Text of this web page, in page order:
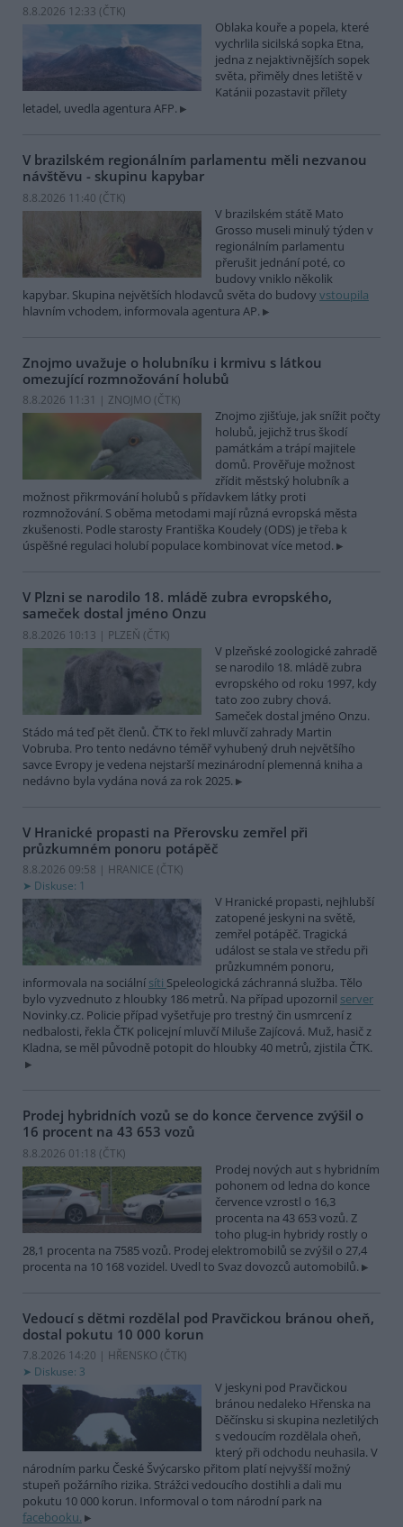
8.8.2026 12:33 (ČTK)
Oblaka kouře a popela, které
vychrlila sicilská sopka Etna,
jedna z nejaktivnějších sopek
světa, přiměly dnes letiště v
Katánii pozastavit přílety
letadel, uvedla agentura AFP.
V brazilském regionálním parlamentu měli nezvanou
návštěvu - skupinu kapybar
8.8.2026 11:40 (ČTK)
V brazilském státě Mato
Grosso museli minulý týden v
regionálním parlamentu
přerušit jednání poté, co
budovy vniklo několik
kapybar. Skupina největších hlodavců světa do budovy vstoupila
hlavním vchodem, informovala agentura AP.
Znojmo uvažuje o holubníku i krmivu s látkou
omezující rozmnožování holubů
8.8.2026 11:31 | ZNOJMO (ČTK)
Znojmo zjišťuje, jak snížit počty
holubů, jejichž trus škodí
památkám a trápí majitele
domů. Prověřuje možnost
zřídit městský holubník a
možnost přikrmování holubů s přídavkem látky proti
rozmnožování. S oběma metodami mají různá evropská města
zkušenosti. Podle starosty Františka Koudely (ODS) je třeba k
úspěšné regulaci holubí populace kombinovat více metod.
V Plzni se narodilo 18. mládě zubra evropského,
sameček dostal jméno Onzu
8.8.2026 10:13 | PLZEŇ (ČTK)
V plzeňské zoologické zahradě
se narodilo 18. mládě zubra
evropského od roku 1997, kdy
tato zoo zubry chová.
Sameček dostal jméno Onzu.
Stádo má teď pět členů. ČTK to řekl mluvčí zahrady Martin
Vobruba. Pro tento nedávno téměř vyhubený druh největšího
savce Evropy je vedena nejstarší mezinárodní plemenná kniha a
nedávno byla vydána nová za rok 2025.
V Hranické propasti na Přerovsku zemřel při
průzkumném ponoru potápěč
8.8.2026 09:58 | HRANICE (ČTK)
Diskuse: 1
V Hranické propasti, nejhlubší
zatopené jeskyni na světě,
zemřel potápěč. Tragická
událost se stala ve středu při
průzkumném ponoru,
informovala na sociální síti Speleologická záchranná služba. Tělo
bylo vyzvednuto z hloubky 186 metrů. Na případ upozornil server
Novinky.cz. Policie případ vyšetřuje pro trestný čin usmrcení z
nedbalosti, řekla ČTK policejní mluvčí Miluše Zajícová. Muž, hasič z
Kladna, se měl původně potopit do hloubky 40 metrů, zjistila ČTK.
Prodej hybridních vozů se do konce července zvýšil o
16 procent na 43 653 vozů
8.8.2026 01:18 (ČTK)
Prodej nových aut s hybridním
pohonem od ledna do konce
července vzrostl o 16,3
procenta na 43 653 vozů. Z
toho plug-in hybridy rostly o
28,1 procenta na 7585 vozů. Prodej elektromobilů se zvýšil o 27,4
procenta na 10 168 vozidel. Uvedl to Svaz dovozců automobilů.
Vedoucí s dětmi rozdělal pod Pravčickou bránou oheň,
dostal pokutu 10 000 korun
7.8.2026 14:20 | HŘENSKO (ČTK)
Diskuse: 3
V jeskyni pod Pravčickou
bránou nedaleko Hřenska na
Děčínsku si skupina nezletilých
s vedoucím rozdělala oheň,
který při odchodu neuhasila. V
národním parku České Švýcarsko přitom platí nejvyšší možný
stupeň požárního rizika. Strážci vedoucího dostihli a dali mu
pokutu 10 000 korun. Informoval o tom národní park na
facebooku.